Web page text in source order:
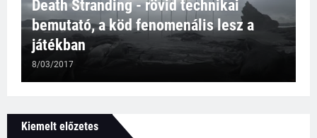
Death Stranding - rövid technikai
bemutató, a köd fenomenális lesz a
játékban
8/03/2017
Kiemelt előzetes